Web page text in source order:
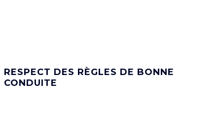
RESPECT DES RÈGLES DE BONNE
CONDUITE